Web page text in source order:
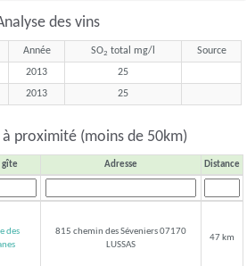
des vins
Année SO2 total mg/l
Source
2013
25
2013 25
proximité (moins de 50km)
gîte Adresse Distance
des
815 chemin des Séveniers 07170
LUSSAS
47 km